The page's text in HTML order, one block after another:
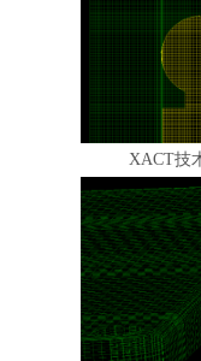
XACT技